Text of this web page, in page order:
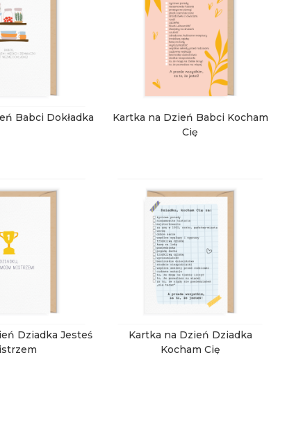
Babci Dokładka
Kartka na Dzień Babci Kocham
Cię
Dziadka Jesteś
Kartka na Dzień Dziadka
Kocham Cię